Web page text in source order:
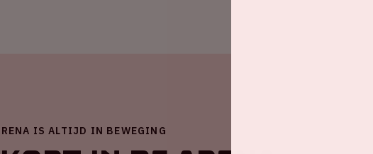
IS ALTIJD IN BEWEGING